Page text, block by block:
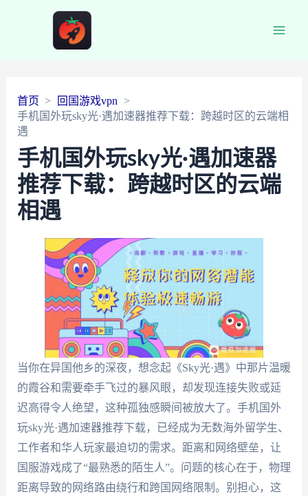
首页
回国游戏vpn
手机国外玩sky光·遇加速器推荐下载：跨越时区的云端相
遇
手机国外玩sky光·遇加速器
推荐下载：跨越时区的云端
相遇
当你在异国他乡的深夜，想念起《Sky光·遇》中那片温暖
的霞谷和需要牵手飞过的暴风眼，却发现连接失败或延
迟高得令人绝望，这种孤独感瞬间被放大了。手机国外
玩sky光·遇加速器推荐下载，已经成为无数海外留学生、
工作者和华人玩家最迫切的需求。距离和网络壁垒，让
国服游戏成了“最熟悉的陌生人”。问题的核心在于，物理
距离导致的网络路由绕行和跨国网络限制。别担心，这